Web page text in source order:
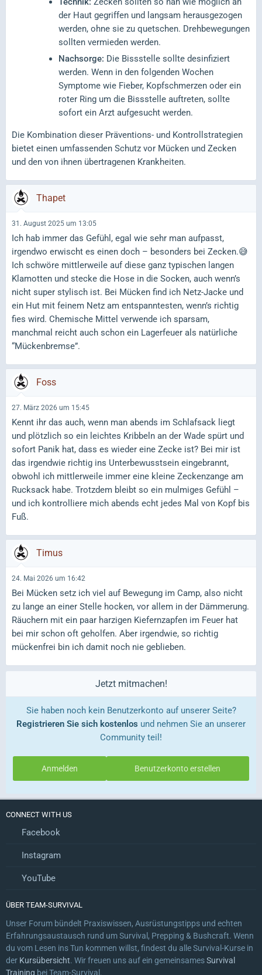
der Haut gegriffen und langsam herausgezogen
werden, ohne sie zu quetschen. Drehbewegungen
sollten vermieden werden.
Nachsorge: Die Bissstelle sollte desinfiziert
werden. Wenn in den folgenden Wochen
Symptome wie Fieber, Kopfschmerzen oder ein
roter Ring um die Bissstelle auftreten, sollte
sofort ein Arzt aufgesucht werden.
Die Kombination dieser Präventions- und Kontrollstrategien
bietet einen umfassenden Schutz vor Mücken und Zecken
und den von ihnen übertragenen Krankheiten.
Thapet
31. August 2025 um 13:05
Ich hab immer das Gefühl, egal wie sehr man aufpasst,
irgendwo erwischt es einen doch – besonders bei Zecken.😅
Ich schwöre mittlerweile auf diese ganz typischen langen
Klamotten und stecke die Hose in die Socken, auch wenn’s
nicht super stylisch ist. Bei Mücken find ich Netz-Jacke und
ein Hut mit feinem Netz am entspanntesten, wenn’s richtig
fies wird. Chemische Mittel verwende ich sparsam,
manchmal reicht auch schon ein Lagerfeuer als natürliche
“Mückenbremse”.
Foss
27. März 2026 um 15:45
Kennt ihr das auch, wenn man abends im Schlafsack liegt
und plötzlich so ein leichtes Kribbeln an der Wade spürt und
sofort Panik hat, dass es wieder eine Zecke ist? Bei mir ist
das irgendwie richtig ins Unterbewusstsein eingebrannt,
obwohl ich mittlerweile immer eine kleine Zeckenzange am
Rucksack habe. Trotzdem bleibt so ein mulmiges Gefühl –
und ich kontrolliere mich abends echt jedes Mal von Kopf bis
Fuß.
Timus
24. Mai 2026 um 16:42
Bei Mücken setz ich viel auf Bewegung im Camp, also nicht
zu lange an einer Stelle hocken, vor allem in der Dämmerung.
Räuchern mit ein paar harzigen Kiefernzapfen im Feuer hat
bei mir schon oft geholfen. Aber irgendwie, so richtig
mückenfrei bin ich damit noch nie geblieben.
Jetzt mitmachen!
Sie haben noch kein Benutzerkonto auf unserer Seite?
Registrieren Sie sich kostenlos und nehmen Sie an unserer
Community teil!
Benutzerkonto erstellen
Anmelden
CONNECT WITH US
Facebook
Instagram
YouTube
ÜBER TEAM-SURVIVAL
Unser Forum bündelt Praxiswissen, Ausrüstungstipps und echten
Erfahrungsaustausch rund um Survival, Prepping & Bushcraft. Wenn
du vom Lesen ins Tun kommen willst, findest du alle Survival-Kurse in
der Kursübersicht. Wir freuen uns auf ein gemeinsamesSurvival
Training bei Team-Survival.